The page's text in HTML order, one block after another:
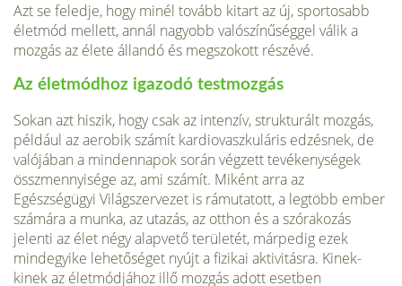
Azt se feledje, hogy minél tovább kitart az új, sportosabb
életmód mellett, annál nagyobb valószínűséggel válik a
mozgás az élete állandó és megszokott részévé.
Az életmódhoz igazodó testmozgás
Sokan azt hiszik, hogy csak az intenzív, strukturált mozgás,
például az aerobik számít kardiovaszkuláris edzésnek, de
valójában a mindennapok során végzett tevékenységek
összmennyisége az, ami számít. Miként arra az
Egészségügyi Világszervezet is rámutatott, a legtöbb ember
számára a munka, az utazás, az otthon és a szórakozás
jelenti az élet négy alapvető területét, márpedig ezek
mindegyike lehetőséget nyújt a fizikai aktivitásra. Kinek-
kinek az életmódjához illő mozgás adott esetben